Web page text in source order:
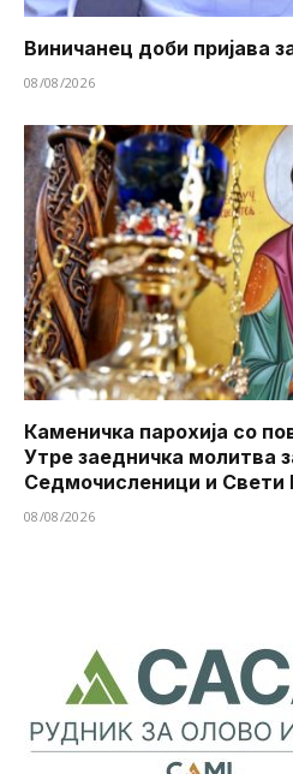
Виничанец доби пријава
08/08/2026
Каменичка парохија со
Утре заедничка молитва
Седмочисленици и Свети
08/08/2026